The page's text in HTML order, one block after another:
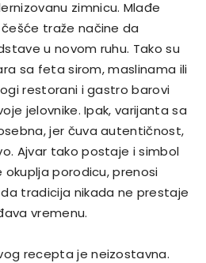
zimnicu. Mlađe
traže načine da
u novom ruhu. Tako su
sa feta sirom, maslinama ili
restorani i gastro barovi
jelovnike. Ipak, varijanta sa
jer čuva autentičnost,
Ajvar tako postaje i simbol
porodicu, prenosi
tradicija nikada ne prestaje
vremenu.
recepta je neizostavna.